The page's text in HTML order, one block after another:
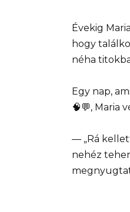
Évekig
hogy
néha
Egy nap,
🧠💬, Maria
— „Rá
nehéz